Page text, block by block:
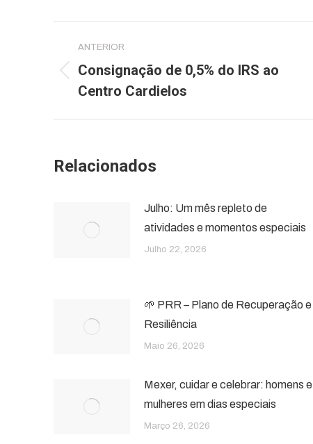
navigation
ANTERIOR
Previous
post:
Consignação de 0,5% do IRS ao
Centro Cardielos
Relacionados
Julho: Um mês repleto de
atividades e momentos especiais
Julho 22, 2026
🌱 PRR – Plano de Recuperação e
Resiliência
Maio 26, 2026
Mexer, cuidar e celebrar: homens e
mulheres em dias especiais
Março 26, 2026